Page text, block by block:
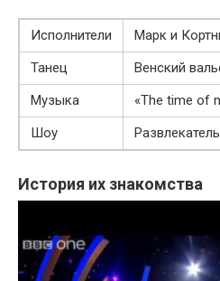
Исполнители
Марк и
Танец
Венский
Музыка
«The time of
Шоу
История их знакомства